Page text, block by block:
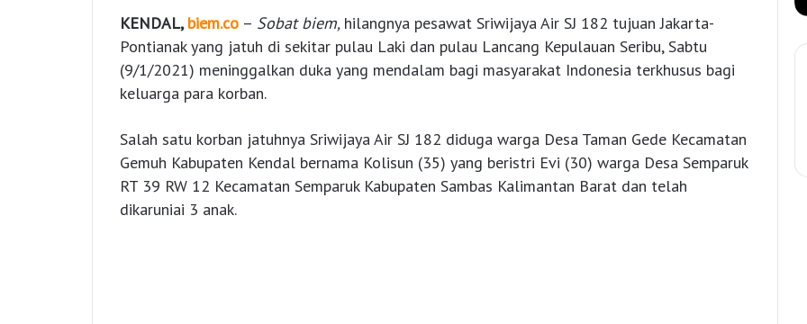
KENDAL,biem.co – Sobat biem, hilangnya pesawat Sriwijaya Air SJ 182 tujuan Jakarta-
Pontianak yang jatuh di sekitar pulau Laki dan pulau Lancang Kepulauan Seribu, Sabtu
(9/1/2021) meninggalkan duka yang mendalam bagi masyarakat Indonesia terkhusus bagi
keluarga para korban.
Salah satu korban jatuhnya Sriwijaya Air SJ 182 diduga warga Desa Taman Gede Kecamatan
Gemuh Kabupaten Kendal bernama Kolisun (35) yang beristri Evi (30) warga Desa Semparuk
RT 39 RW 12 Kecamatan Semparuk Kabupaten Sambas Kalimantan Barat dan telah
dikaruniai 3 anak.